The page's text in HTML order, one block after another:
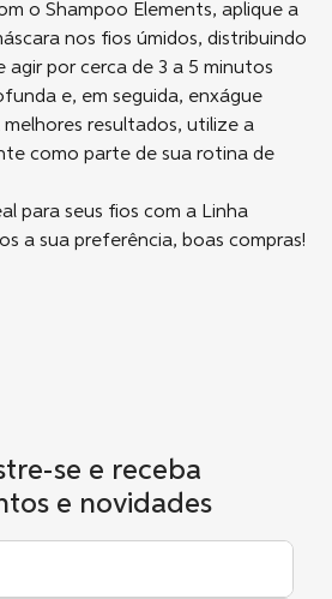
o Shampoo Elements, aplique a
nos fios úmidos, distribuindo
por cerca de 3 a 5 minutos
e, em seguida, enxágue
resultados, utilize a
como parte de sua rotina de
para seus fios com a Linha
a sua preferência, boas compras!
se e receba
e novidades